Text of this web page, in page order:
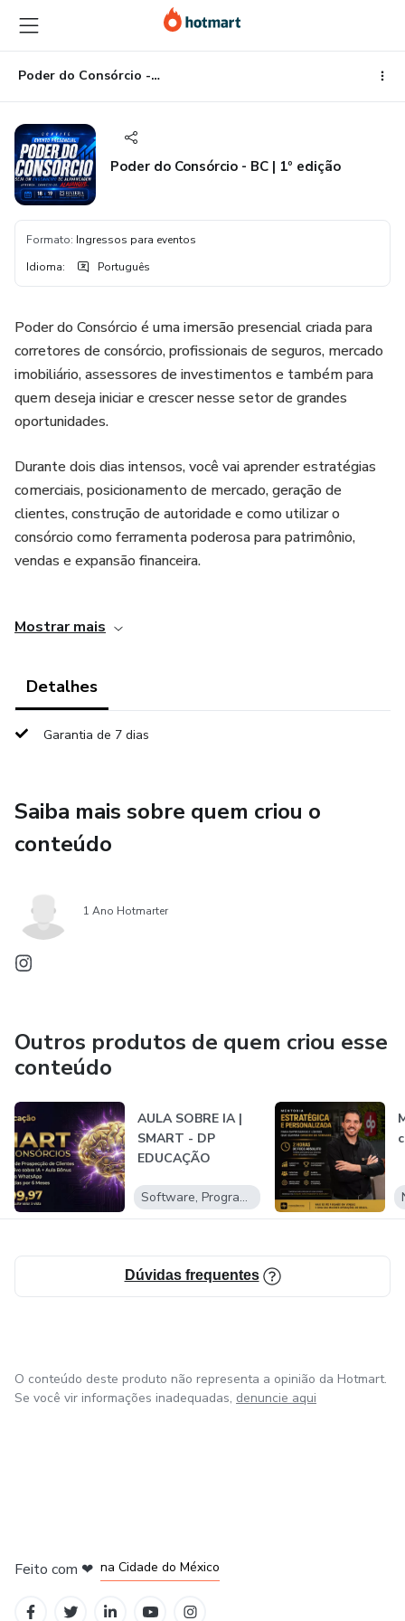
para
o
conteúdo
principal
para
o
pagamento
para
o
rodapé
Poder do Consórcio - BC | 1º edição
Poder do Consórcio - BC | 1º edição
Formato: Ingressos para eventos
Idioma: Português
Poder do Consórcio é uma imersão presencial criada para
corretores de consórcio, profissionais de seguros, mercado
imobiliário, assessores de investimentos e também para
quem deseja iniciar e crescer nesse setor de grandes
oportunidades.
Durante dois dias intensos, você vai aprender estratégias
comerciais, posicionamento de mercado, geração de
clientes, construção de autoridade e como utilizar o
consórcio como ferramenta poderosa para patrimônio,
vendas e expansão financeira.
networking de alto nível e novas formas de faturar em
Aprenda. Conecte-se. Alavanque
Mostrar mais
Detalhes
Garantia de 7 dias
Saiba mais sobre quem criou o
conteúdo
1 Ano Hotmarter
Outros produtos de quem criou esse
conteúdo
AULA SOBRE IA |
SMART - DP
EDUCAÇÃO
Software, Programas para baixar
Dúvidas frequentes
O conteúdo deste produto não representa a opinião da Hotmart.
Se você vir informações inadequadas, denuncie aqui
Feito com ❤ na Cidade do México